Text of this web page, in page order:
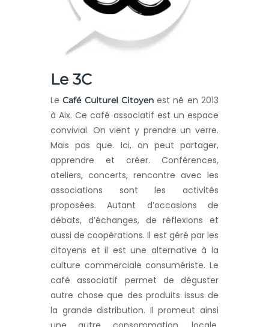
Le 3C
Le Café Culturel Citoyenest né en 2013
à Aix. Ce café associatif est un espace
convivial. On vient y prendre un verre.
Mais pas que. Ici, on peut partager,
apprendre et créer. Conférences,
ateliers, concerts, rencontre avec les
associations sont les activités
proposées. Autant d’occasions de
débats, d’échanges, de réflexions et
aussi de coopérations. Il est géré par les
citoyens et il est une alternative à la
culture commerciale consumériste. Le
café associatif permet de déguster
autre chose que des produits issus de
la grande distribution. Il promeut ainsi